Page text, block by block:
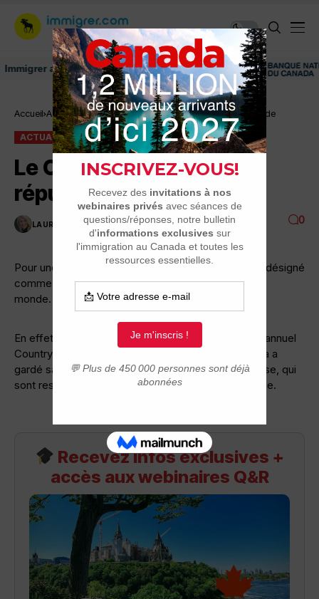
au Canada: ressources et conseils
Accueil Actualité Le Canada a la meilleure réputation au monde
ACTUALITÉ
Le Canada a la meilleure
réputation au monde
LAURENCE NADEAU 1 MINUTES DE LECTURE 3K VUES 0
Pour une troisième année de suite, le Canada a été désigné
comme le pays ayant la meilleure réputation dans le
monde.
En effet, selon le classement établi dans le rapport annuel
Country RepTrak™ du Reputation Institute, le Canada a
gardé sa première place, devant la Suède et la Suisse, qui
sont respectivement en deuxième et troisième place.
Recevez infos exclusives +
accès aux webinaires Q&R